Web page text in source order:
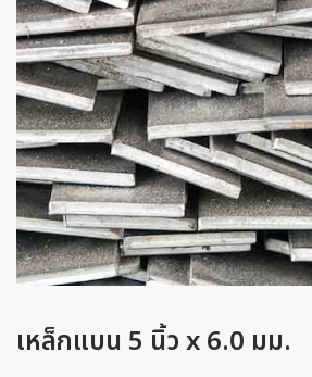
เหล็กแบน 5 นิ้ว x 6.0 มม.